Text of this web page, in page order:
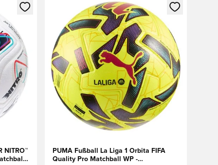
Anmelden oder Registrieren als Mitglied
NITRO™
-
Öffnet ein neues Fenster zum Anmelden oder
PUMA Fußball La Liga 1 Orbita FIFA
Quality Pro Matchball WP -